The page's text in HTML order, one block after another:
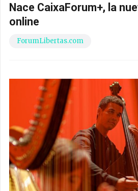
Nace CaixaForum+, la
online
ForumLibertas.com